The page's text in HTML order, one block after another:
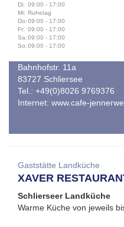
Di: 09:00 - 17:00
Mi: Ruhetag
Do:09:00 - 17:00
Fr: 09:00 - 17:00
Sa:09:00 - 17:00
So:09:00 - 17:00
Bahnhofstr. 11a
83727 Schliersee
Tel.: +49(0)8026 9769376
Internet: www.cafe-
Gaststätte Landküche
XAVER
Schlierseer Landküche
Warme Küche von jeweils